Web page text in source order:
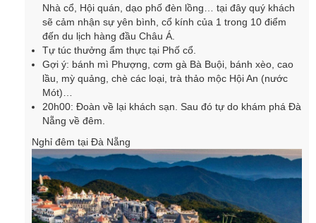
Nhà cổ, Hội quán, dạo phố đèn lồng… tại đây quý khách
sẽ cảm nhận sự yên bình, cổ kính của 1 trong 10 điểm
đến du lịch hàng đầu Châu Á.
Tự túc thưởng ẩm thực tại Phố cổ.
Gợi ý: bánh mì Phượng, cơm gà Bà Buội, bánh xèo, cao
lầu, mỳ quảng, chè các loại, trà thảo mộc Hội An (nước
Mót)…
20h00: Đoàn về lại khách sạn. Sau đó tự do khám phá Đà
Nẵng về đêm.
Nghỉ đêm tại Đà Nẵng